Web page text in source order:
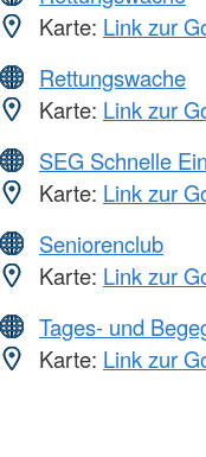
Karte: Link zur
Rettungswache
Karte: Link zur
SEG Schnelle
Karte: Link zur
Seniorenclub
Karte: Link zur
Tages- und
Karte: Link zur